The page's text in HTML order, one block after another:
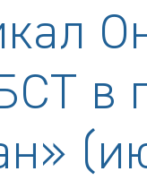
в